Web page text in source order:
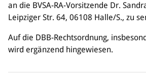
Service
Stellenangebote
Downloads
Turnier- & Campbörse
Kontakt
an die BVSA-RA-Vorsitzende Dr.
Leipziger Str. 64, 06108 Halle/S., zu
Auf die DBB-Rechtsordnung,
wird ergänzend hingewiesen.